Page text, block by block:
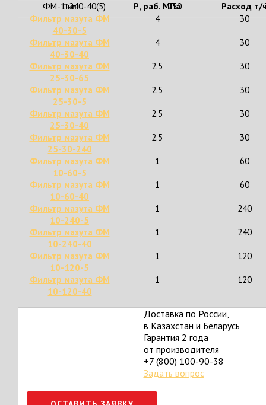
ФМ-1-240-40(5)
250
Тип Р, раб. МПа
Расход т/
Фильтр мазута ФМ
40-30-5
4 30
Фильтр мазута ФМ
40-30-40
4 30
Фильтр мазута ФМ
25-30-65
2.5 30
Фильтр мазута ФМ
25-30-5
2.5 30
Фильтр мазута ФМ
25-30-40
2.5 30
Фильтр мазута ФМ
25-30-240
2.5 30
Фильтр мазута ФМ
10-60-5
1 60
Фильтр мазута ФМ
10-60-40
1 60
Фильтр мазута ФМ
10-240-5
1 240
Фильтр мазута ФМ
10-240-40
1 240
Фильтр мазута ФМ
10-120-5
1 120
Фильтр мазута ФМ
10-120-40
1 120
Доставка по России,
в Казахстан и Беларусь
Гарантия 2 года
от производителя
+7 (800) 100-90-38
Задать вопрос